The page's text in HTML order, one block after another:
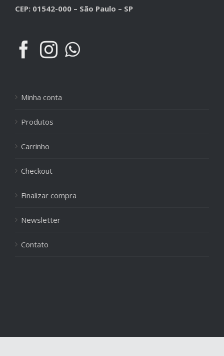
CEP: 01542-000 – São Paulo – SP
Minha conta
Produtos
Carrinho
Checkout
Finalizar compra
Newsletter
Contato